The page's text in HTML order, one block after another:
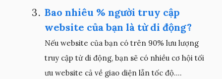
Bao nhiêu % người truy cập
website của bạn là từ di động?
Nếu website của bạn có trên 90% lưu lượng
truy cập từ di động, bạn sẽ có nhiều cơ hội tối
ưu website cả về giao diện lẫn tốc độ....